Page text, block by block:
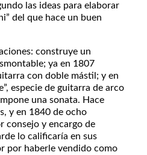
las ideas para elaborar
del que hace un buen
construye un
ya en 1807
con doble mástil; y en
especie de guitarra de arco
una sonata. Hace
y en 1840 de ocho
consejo y encargo de
lo calificaría en sus
por haberle vendido como